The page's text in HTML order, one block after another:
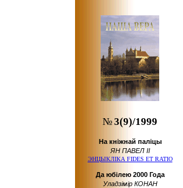
№3(9)/1999
На кніжнай паліцы
ЯН ПАВЕЛ ІІ
ЭНЦЫКЛІКА FIDES ET RATIO
Да юбілею 2000 Года
Уладзімір КОНАН